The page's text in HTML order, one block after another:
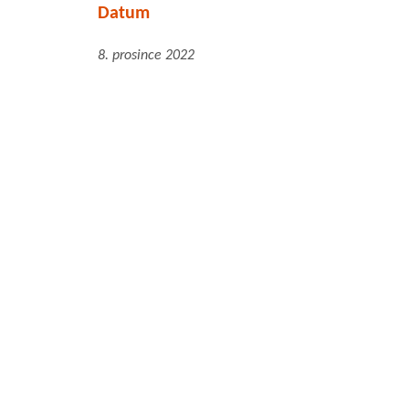
Datum
8. prosince 2022